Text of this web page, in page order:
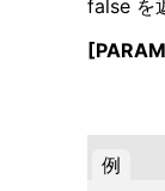
false を
例